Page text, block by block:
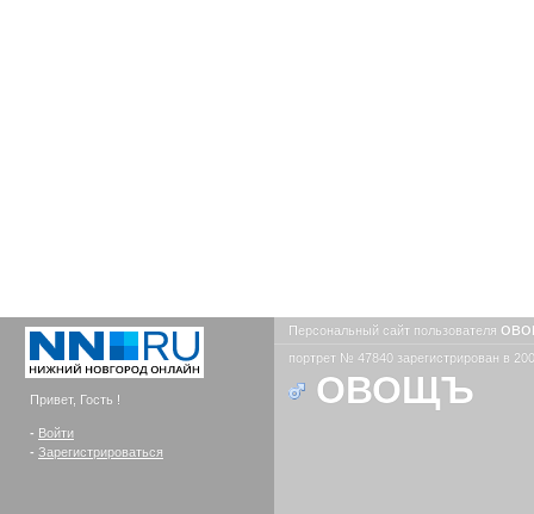
Привет, Гость !
- Войти
- Зарегистрироваться
Персональный сайт пользователя
портрет № 47840 зарегистрирован в
ОВОЩЪ